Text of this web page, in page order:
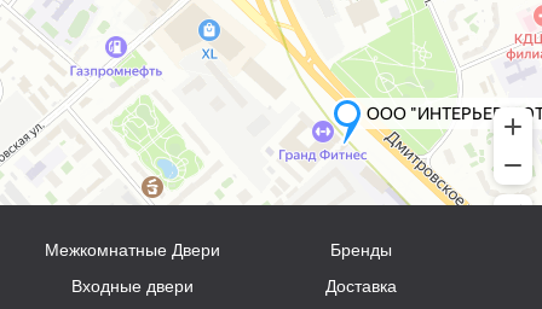
Межкомнатные Двери
Входные двери
Бренды
Доставка